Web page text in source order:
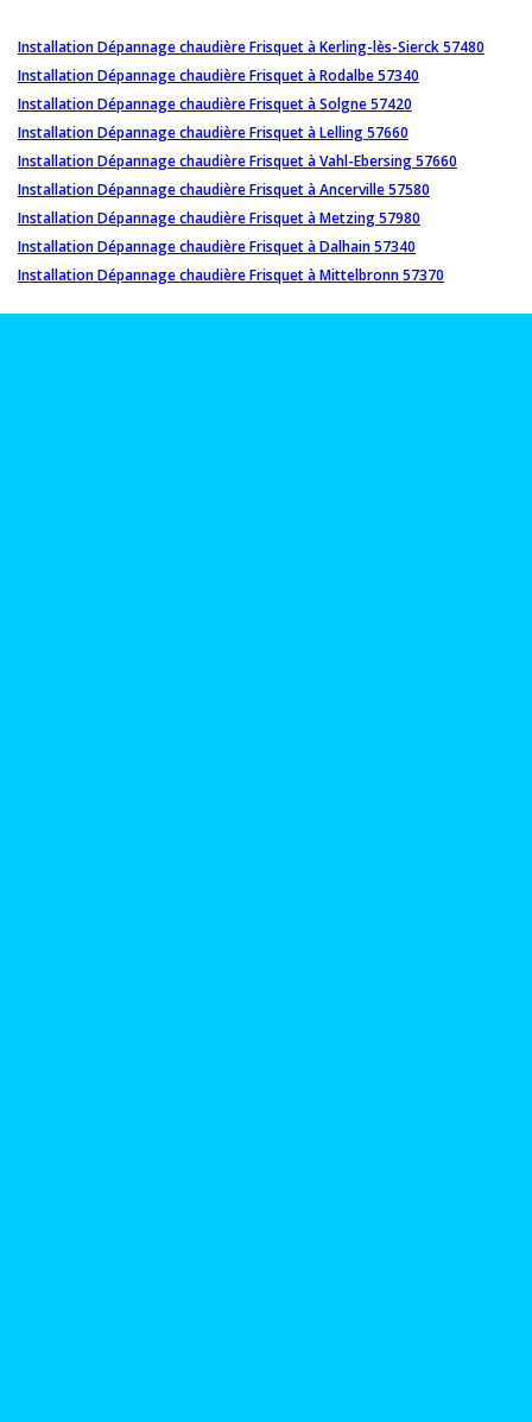
Installation Dépannage chaudière Frisquet à Kerling-lès-Sierck 57480
Installation Dépannage chaudière Frisquet à Rodalbe 57340
Installation Dépannage chaudière Frisquet à Solgne 57420
Installation Dépannage chaudière Frisquet à Lelling 57660
Installation Dépannage chaudière Frisquet à Vahl-Ebersing 57660
Installation Dépannage chaudière Frisquet à Ancerville 57580
Installation Dépannage chaudière Frisquet à Metzing 57980
Installation Dépannage chaudière Frisquet à Dalhain 57340
Installation Dépannage chaudière Frisquet à Mittelbronn 57370